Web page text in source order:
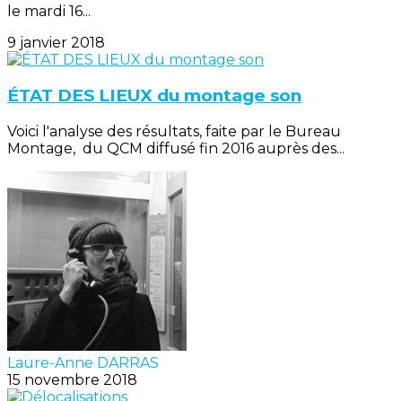
le mardi 16...
9 janvier 2018
ÉTAT DES LIEUX du montage son
Voici l'analyse des résultats, faite par le Bureau
Montage, du QCM diffusé fin 2016 auprès des...
Laure-Anne DARRAS
15 novembre 2018